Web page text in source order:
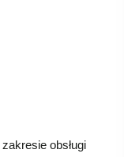
obsługi